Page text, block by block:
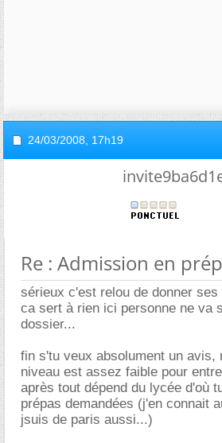
24/03/2008, 17h19
Re : Admission en
sérieux c'est relou de donner
ca sert à rien ici personne ne va
dossier...
fin s'tu veux absolument un avis,
niveau est assez faible pour
après tout dépend du lycée d'où
prépas demandées (j'en connait
jsuis de paris aussi...)